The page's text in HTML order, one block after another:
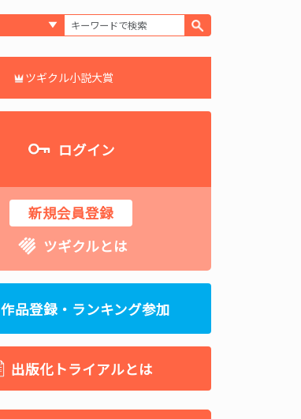
ツギクル小説大賞
ログイン
新規会員登録
ツギクルとは
作品登録・ランキング参加
出版化トライアルとは